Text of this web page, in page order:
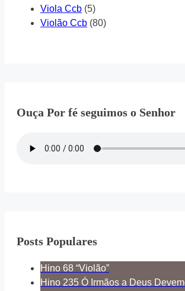
Viola Ccb (5)
Violão Ccb (80)
Ouça Por fé seguimos o Senhor
Posts Populares
Hino 68 “Violão”
Hino 235 Ó Irmãos a Deus